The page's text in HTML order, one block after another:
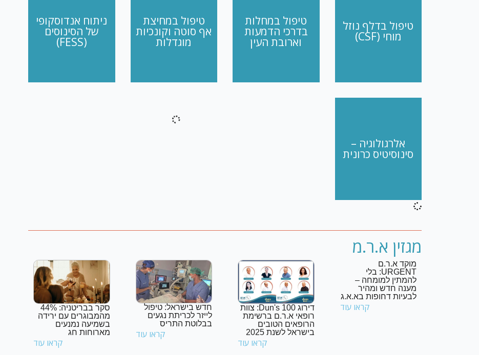
טיפול בדלף נוזל
מוחי (CSF)
טיפול במחלות
בדרכי הדמעות
וארובת העין
טיפול במחיצת
אף סוטה וקונכיות
מוגדלות
ניתוח אנדוסקופי
של הסינוסים
(FESS)
אלרגולוגיה –
סינוסיטיס כרונית
מגזין א.ר.מ
מוקד א.ר.ם
URGENT: בלי
להמתין למומחה –
מענה חדש ומהיר
לבעיות דחופות בא.א.ג
קראו עוד
דירוג Dun's 100: צוות
רופאי א.ר.ם ברשימת
הרופאים הטובים
בישראל לשנת 2025
קראו עוד
חדש בישראל: טיפול
לייזר לכריתת נגעים
בבלוטת התריס
קראו עוד
סקר בבריטניה: 44%
מהמבוגרים עם ירידה
בשמיעה נמנעים
מארוחות חג
קראו עוד